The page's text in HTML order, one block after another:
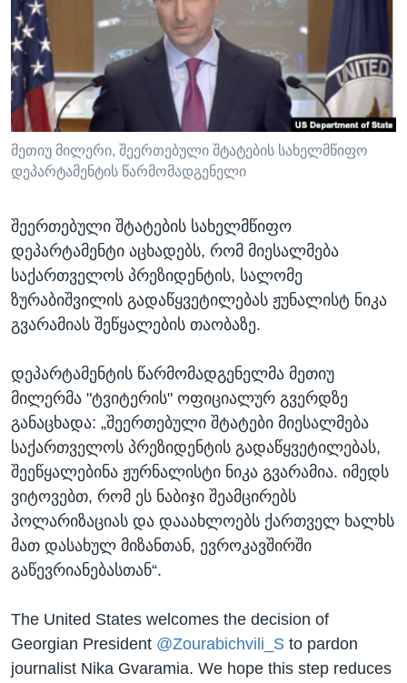
ᲡᲢᲣᲓᲘᲐ ᲕᲐᲨᲘᲜᲒᲢᲝᲜᲘ
ᲔᲙᲝᲜᲝᲛᲘᲙᲐ
ᲯᲐᲜᲛᲠᲗᲔᲚᲝᲑᲐ
ᲛᲔᲪᲜᲘᲔᲠᲔᲑᲐ
ᲘᲜᲢᲔᲠᲕᲘᲣ
ᲙᲣᲚᲢᲣᲠᲐ
ᲒᲐᲚᲘᲚᲔᲝ
Learning English
ᲗᲕᲐᲚᲘ ᲒᲕᲐᲓᲔᲕᲜᲔᲗ
ენები
მეთიუ მილერი, შეერთებული შტატების სახელმწიფო
დეპარტამენტის წარმომადგენელი
შეერთებული შტატების სახელმწიფო
დეპარტამენტი აცხადებს, რომ მიესალმება
საქართველოს პრეზიდენტის, სალომე
ზურაბიშვილის გადაწყვეტილებას ჟუნალისტ ნიკა
გვარამიას შეწყალების თაობაზე.
დეპარტამენტის წარმომადგენელმა მეთიუ
მილერმა "ტვიტერის" ოფიციალურ გვერდზე
განაცხადა: „შეერთებული შტატები მიესალმება
საქართველოს პრეზიდენტის გადაწყვეტილებას,
შეეწყალებინა ჟურნალისტი ნიკა გვარამია. იმედს
ვიტოვებთ, რომ ეს ნაბიჯი შეამცირებს
პოლარიზაციას და დააახლოებს ქართველ ხალხს
მათ დასახულ მიზანთან, ევროკავშირში
გაწევრიანებასთან“.
The United States welcomes the decision of
Georgian President @Zourabichvili_S to pardon
journalist Nika Gvaramia. We hope this step reduces